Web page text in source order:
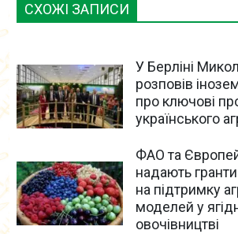
СХОЖІ ЗАПИСИ
У Берліні
розповів
про ключові
українського
ФАО та
надають
на підтримку
моделей у
овочівництві